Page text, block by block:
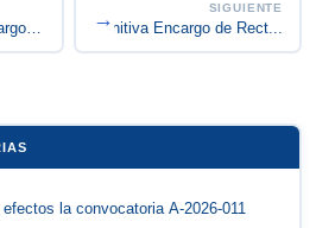
Convocatoria encargo 2026-07 Técnico Operativo C...
SIGUIENTE
Vacante definitiva Encargo de Rect...
→
la convocatoria A-2026-011